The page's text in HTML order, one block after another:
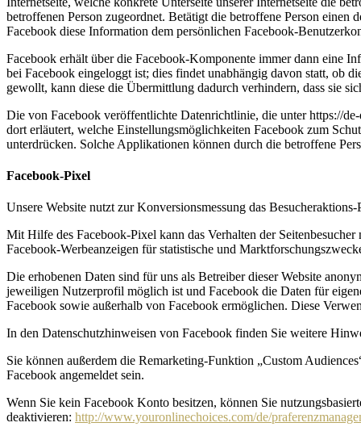
betroffenen Person zugeordnet. Betätigt die betroffene Person
Facebook diese Information dem persönlichen Facebook-
Facebook erhält über die Facebook-Komponente immer dann eine
bei Facebook eingeloggt ist; dies findet unabhängig davon statt, ob
gewollt, kann diese die Übermittlung dadurch verhindern, dass sie
Die von Facebook veröffentlichte Datenrichtlinie, die unter https://
dort erläutert, welche Einstellungsmöglichkeiten Facebook zum
unterdrücken. Solche Applikationen können durch die betroffene
Facebook-Pixel
Unsere Website nutzt zur Konversionsmessung das
Mit Hilfe des Facebook-Pixel kann das Verhalten der
Facebook-Werbeanzeigen für statistische und
Die erhobenen Daten sind für uns als Betreiber dieser Website
jeweiligen Nutzerprofil möglich ist und Facebook die Daten für
Facebook sowie außerhalb von Facebook ermöglichen. Diese
In den Datenschutzhinweisen von Facebook finden Sie weitere
Sie können außerdem die Remarketing-Funktion „Custom
Facebook angemeldet sein.
Wenn Sie kein Facebook Konto besitzen, können Sie
deaktivieren: http://www.youronlinechoices.com/de/